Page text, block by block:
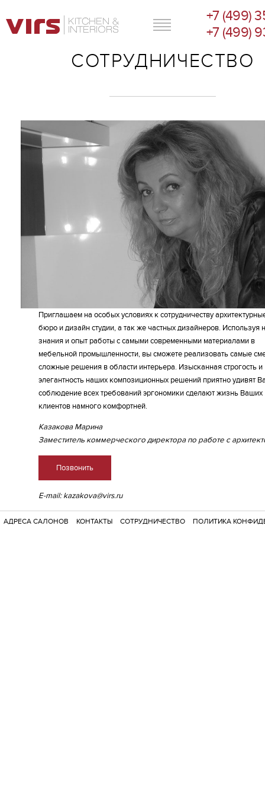
ГЛАВНОЕ МЕНЮ
+7 (499)
+7 (499)
СОТРУДНИЧЕСТВО
Приглашаем на особых условиях к сотрудничеству
бюро и дизайн студии, а так же частных дизайнеров. Используя
знания и опыт работы с самыми современными материалами в
мебельной промышленности, вы сможете реализовать самые
сложные решения в области интерьера. Изысканная строгость и
элегантность наших композиционных решений приятно удивят
соблюдение всех требований эргономики сделают жизнь Ваших
клиентов намного комфортней.
Казакова Марина
Заместитель коммерческого директора по работе с
Позвонить
E-mail: kazakova@virs.ru
АДРЕСА САЛОНОВ КОНТАКТЫ СОТРУДНИЧЕСТВО ПОЛИТИКА